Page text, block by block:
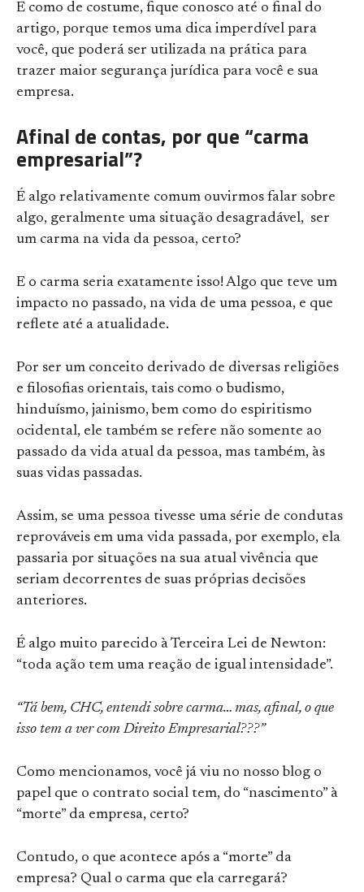
E como de costume, fique conosco até o final do
artigo, porque temos uma dica imperdível para
você, que poderá ser utilizada na prática para
trazer maior segurança jurídica para você e sua
empresa.
Afinal de contas, por que “carma
empresarial”?
É algo relativamente comum ouvirmos falar sobre
algo, geralmente uma situação desagradável, ser
um carma na vida da pessoa, certo?
E o carma seria exatamente isso! Algo que teve um
impacto no passado, na vida de uma pessoa, e que
reflete até a atualidade.
Por ser um conceito derivado de diversas religiões
e filosofias orientais, tais como o budismo,
hinduísmo, jainismo, bem como do espiritismo
ocidental, ele também se refere não somente ao
passado da vida atual da pessoa, mas também, às
suas vidas passadas.
Assim, se uma pessoa tivesse uma série de condutas
reprováveis em uma vida passada, por exemplo, ela
passaria por situações na sua atual vivência que
seriam decorrentes de suas próprias decisões
anteriores.
É algo muito parecido à Terceira Lei de Newton:
“toda ação tem uma reação de igual intensidade”.
“Tá bem, CHC, entendi sobre carma… mas, afinal, o que
isso tem a ver com Direito Empresarial???”
Como mencionamos, você já viu no nosso blog o
papel que o contrato social tem, do “nascimento” à
“morte” da empresa, certo?
Contudo, o que acontece após a “morte” da
empresa? Qual o carma que ela carregará?